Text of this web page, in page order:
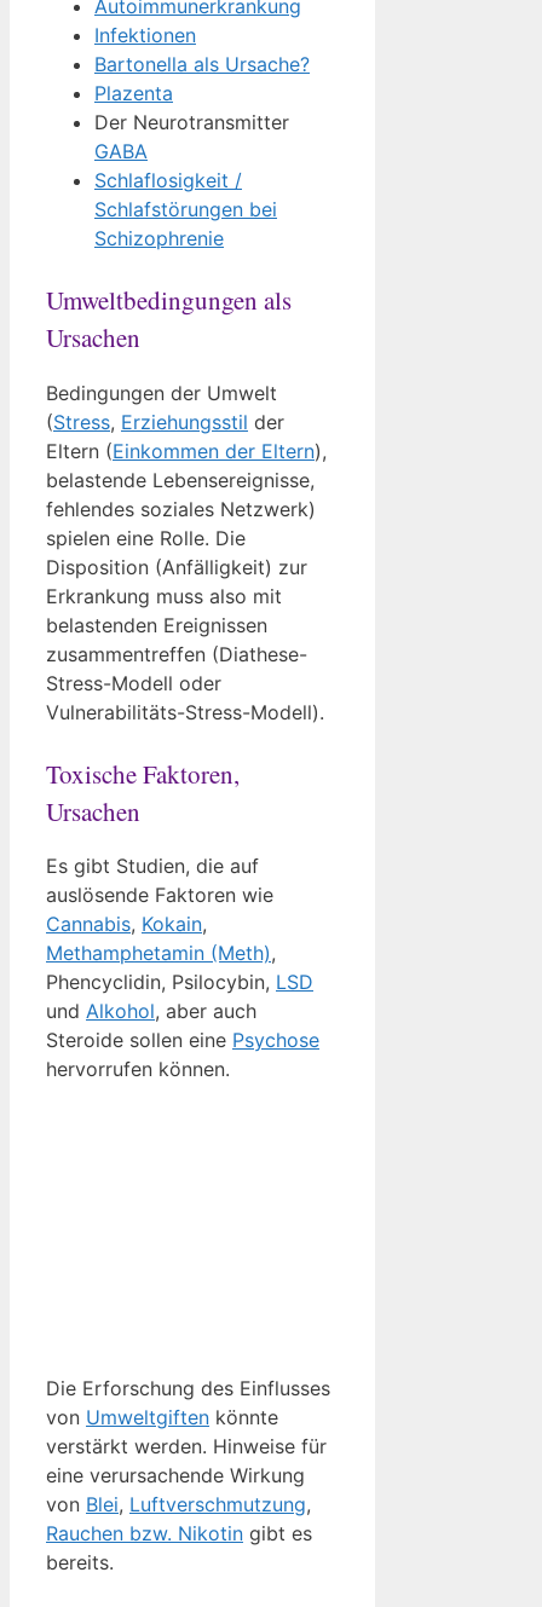
Autoimmunerkrankung
Infektionen
Bartonella als Ursache?
Plazenta
Der Neurotransmitter
GABA
Schlaflosigkeit /
Schlafstörungen bei
Schizophrenie
Umweltbedingungen als
Ursachen
Bedingungen der Umwelt
(Stress, Erziehungsstil der
Eltern (Einkommen der Eltern),
belastende Lebensereignisse,
fehlendes soziales Netzwerk)
spielen eine Rolle. Die
Disposition (Anfälligkeit) zur
Erkrankung muss also mit
belastenden Ereignissen
zusammentreffen (Diathese-
Stress-Modell oder
Vulnerabilitäts-Stress-Modell).
Toxische Faktoren,
Ursachen
Es gibt Studien, die auf
auslösende Faktoren wie
Cannabis, Kokain,
Methamphetamin (Meth),
Phencyclidin, Psilocybin, LSD
und Alkohol, aber auch
Steroide sollen eine Psychose
hervorrufen können.
Die Erforschung des Einflusses
von Umweltgiften könnte
verstärkt werden. Hinweise für
eine verursachende Wirkung
von Blei, Luftverschmutzung,
Rauchen bzw. Nikotin gibt es
bereits.